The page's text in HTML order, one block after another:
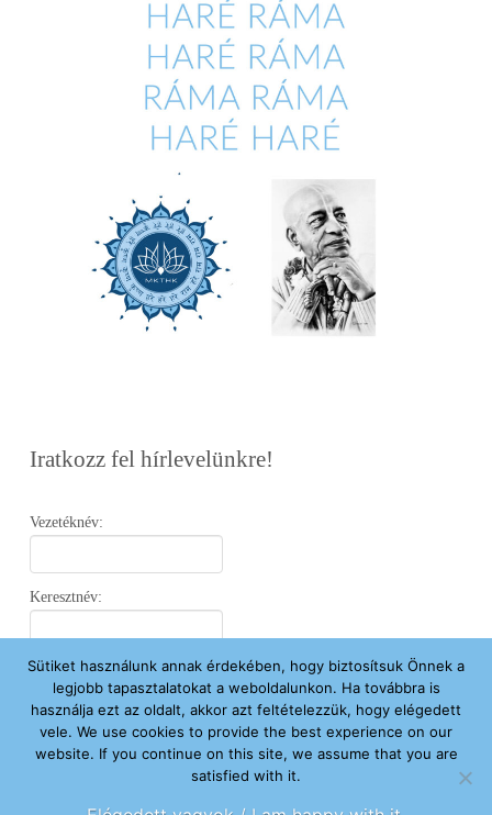
Iratkozz fel hírlevelünkre!
Vezetéknév:
Keresztnév:
Email:
Elfogadom az Adatvédelmi Nyilatkozatot.
Sütiket használunk annak érdekében, hogy biztosítsuk Önnek a
legjobb tapasztalatokat a weboldalunkon. Ha továbbra is
használja ezt az oldalt, akkor azt feltételezzük, hogy elégedett
vele. We use cookies to provide the best experience on our
website. If you continue on this site, we assume that you are
satisfied with it.